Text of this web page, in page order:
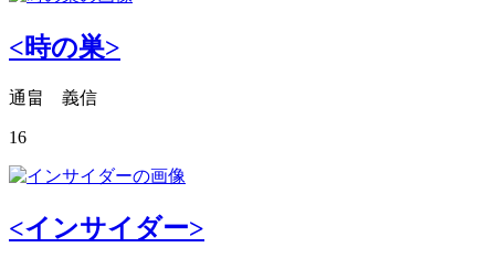
<時の巣>
通畠 義信
16
<インサイダー>